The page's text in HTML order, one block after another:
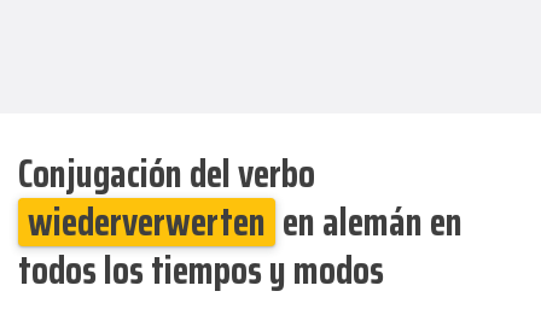
Conjugación del verbo
wiederverwerten en alemán en
todos los tiempos y modos